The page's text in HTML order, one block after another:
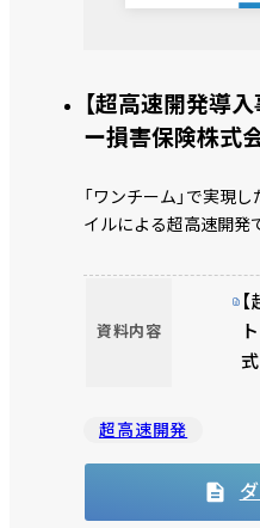
【超高速開発導
ー損害保険株式
「ワンチーム」で実現
イルによる超高速開発
資料内容
超高速開発